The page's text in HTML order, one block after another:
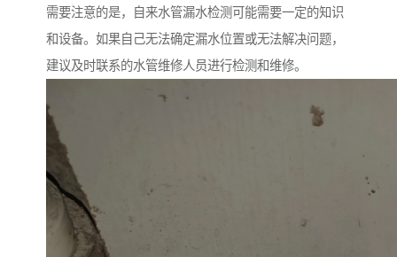
需要注意的是，自来水管漏水检测可能需要一定的知识
和设备。如果自己无法确定漏水位置或无法解决问题，
建议及时联系的水管维修人员进行检测和维修。